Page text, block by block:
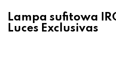
Lampa sufitowa
Luces Exclusivas